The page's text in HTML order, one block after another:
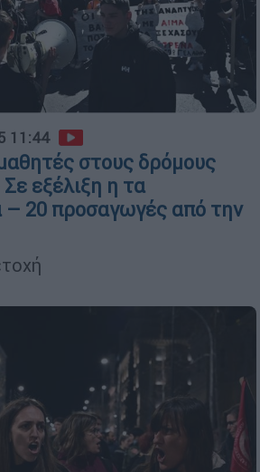
11:44
στους δρόμους
εξέλιξη η τα
– 20 προσαγωγές από την